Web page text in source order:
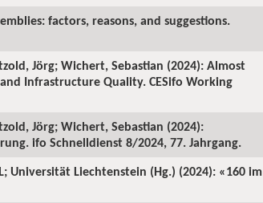
factors, reasons, and suggestions.
Jörg; Wichert, Sebastian (2024): Almost
Infrastructure Quality. CESifo Working
Jörg; Wichert, Sebastian (2024):
ifo Schnelldienst 8/2024, 77. Jahrgang.
Liechtenstein (Hg.) (2024): «160 im